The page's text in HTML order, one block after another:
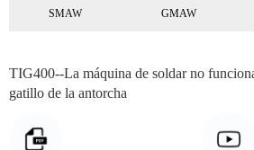
SMAW GMAW
TIG400--La máquina de soldar no
gatillo de la antorcha